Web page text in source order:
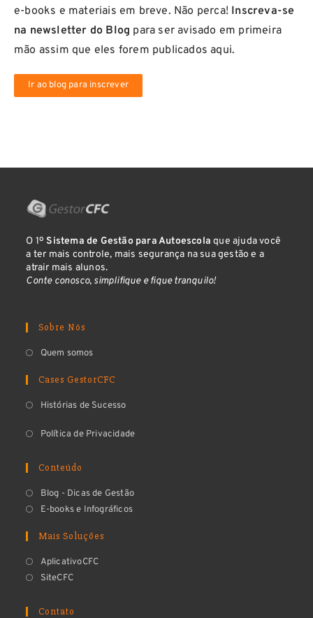
e-books e materiais em breve. Não perca! Inscreva-se
na newsletter do Blog para ser avisado em primeira
mão assim que eles forem publicados aqui.
Ir ao blog para inscrever
O 1º Sistema de Gestão para Autoescola que ajuda você
a ter mais controle, mais segurança na sua gestão e a
atrair mais alunos.
Conte conosco, simplifique e fique tranquilo!
Sobre Nós
Quem somos
Cases GestorCFC
Histórias de Sucesso
Política de Privacidade
Conteúdo
Blog - Dicas de Gestão
E-books e Infográficos
Mais Soluções
AplicativoCFC
SiteCFC
Contato